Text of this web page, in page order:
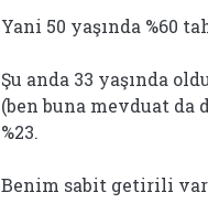
Yani 50 yaşında %60
Şu anda 33 yaşında
(ben buna mevduat
%23.
Benim sabit getirili